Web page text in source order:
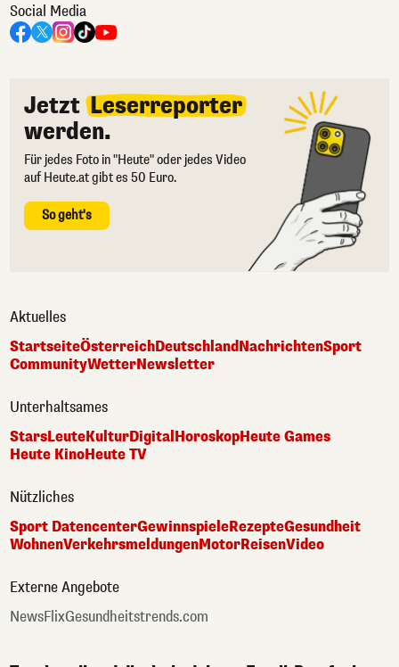
Social Media
Jetzt Leserreporter
werden.
Für jedes Foto in "Heute" oder jedes Video
auf Heute.at gibt es 50 Euro.
So geht's
Aktuelles
StartseiteÖsterreichDeutschlandNachrichtenSport
CommunityWetterNewsletter
Unterhaltsames
StarsLeuteKulturDigitalHoroskopHeute Games
Heute KinoHeute TV
Nützliches
Sport DatencenterGewinnspieleRezepteGesundheit
WohnenVerkehrsmeldungenMotorReisenVideo
Externe Angebote
NewsFlixGesundheitstrends.com